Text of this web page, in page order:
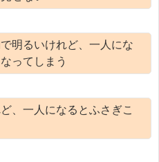
明るいけれど、一人にな
ってしまう
、一人になるとふさぎこ